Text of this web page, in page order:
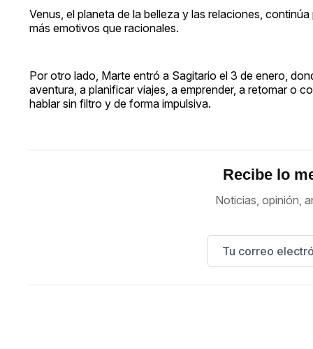
Venus, el planeta de la belleza y las relaciones,
más emotivos que racionales.
Por otro lado, Marte entró a Sagitario el 3 de enero,
aventura, a planificar viajes, a emprender, a retomar o
hablar sin filtro y de forma impulsiva.
Recibe lo
Noticias, opinión,